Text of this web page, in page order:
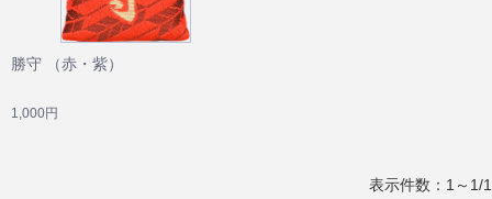
勝守 （赤・紫）
1,000円
表示件数：1～1/1